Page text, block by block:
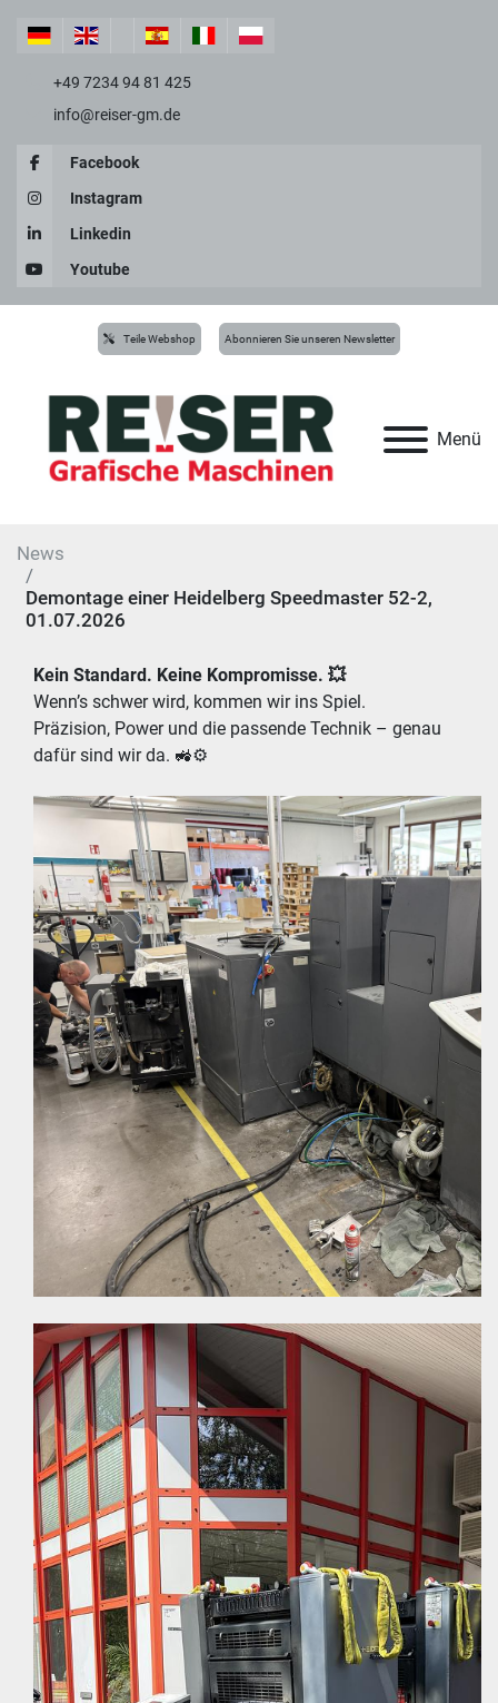
+49 7234 94 81 425
info@reiser-gm.de
Facebook
Instagram
Linkedin
Youtube
Menü
Teile Webshop Abonnieren Sie unseren Newsletter
News
Demontage einer Heidelberg Speedmaster 52-2,
01.07.2026
Kein Standard. Keine Kompromisse. 💥
Wenn’s schwer wird, kommen wir ins Spiel.
Präzision, Power und die passende Technik – genau
dafür sind wir da. 🚜⚙️